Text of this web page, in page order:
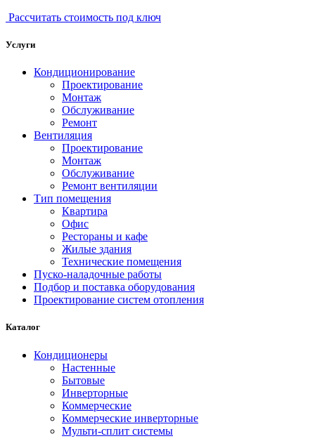
Рассчитать стоимость под ключ
Услуги
Кондиционирование
Проектирование
Монтаж
Обслуживание
Ремонт
Вентиляция
Проектирование
Монтаж
Обслуживание
Ремонт вентиляции
Тип помещения
Квартира
Офис
Рестораны и кафе
Жилые здания
Технические помещения
Пуско-наладочные работы
Подбор и поставка оборудования
Проектирование систем отопления
Каталог
Кондиционеры
Настенные
Бытовые
Инверторные
Коммерческие
Коммерческие инверторные
Мульти-сплит системы